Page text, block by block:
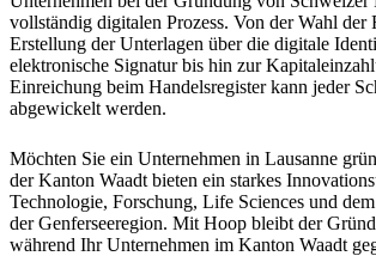
vollständig digitalen Prozess. Von der Wahl der
Erstellung der Unterlagen über die digitale
elektronische Signatur bis hin zur
Einreichung beim Handelsregister kann jeder
abgewickelt werden.
Möchten Sie ein Unternehmen in Lausanne
der Kanton Waadt bieten ein starkes
Technologie, Forschung, Life Sciences und
der Genferseeregion. Mit Hoop bleibt der
während Ihr Unternehmen im Kanton Waadt